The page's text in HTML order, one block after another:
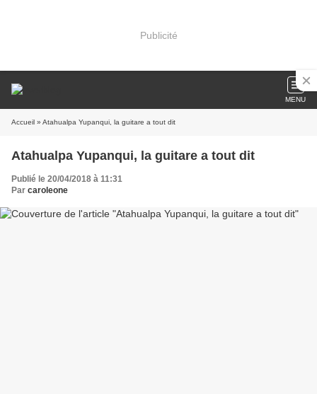
Publicité
MENU
Accueil » Atahualpa Yupanqui, la guitare a tout dit
Atahualpa Yupanqui, la guitare a tout dit
Publié le 20/04/2018 à 11:31
Par caroleone